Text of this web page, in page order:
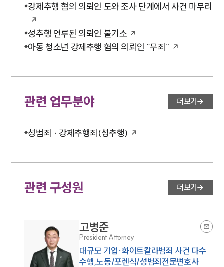
대륜법률상담예약
대륜법률상담예약
강제추행 혐의 의뢰인 도와 조사 단계에서 사건 마무리
성추행 연루된 의뢰인 불기소
아동 청소년 강제추행 혐의 의뢰인 “무죄”
관련 업무분야 더보기
성범죄 · 강제추행죄(성추행)
관련 구성원 더보기
고병준
President Attorney
대규모 기업·화이트칼라범죄 사건 다수
수행,노동/포렌식/성범죄전문변호사